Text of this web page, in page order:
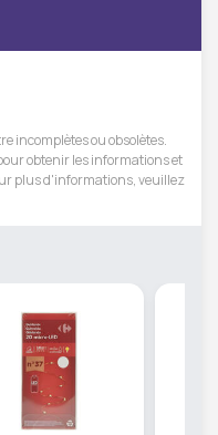
incomplètes ou obsolètes.
obtenir les informations et
plus d'informations, veuillez